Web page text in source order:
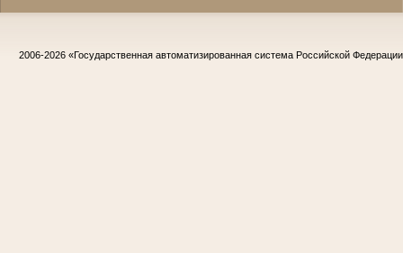
2006-2026 «Государственная автоматизированная система Российской